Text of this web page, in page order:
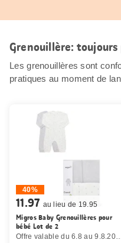
Grenouillère:
Les grenouillères sont
pratiques au moment de
40%
11.97 au lieu de 19.95
Migros Baby Grenouillères pour
bébé Lot de 2
Offre valable du 6.8 au 9.8.2026,